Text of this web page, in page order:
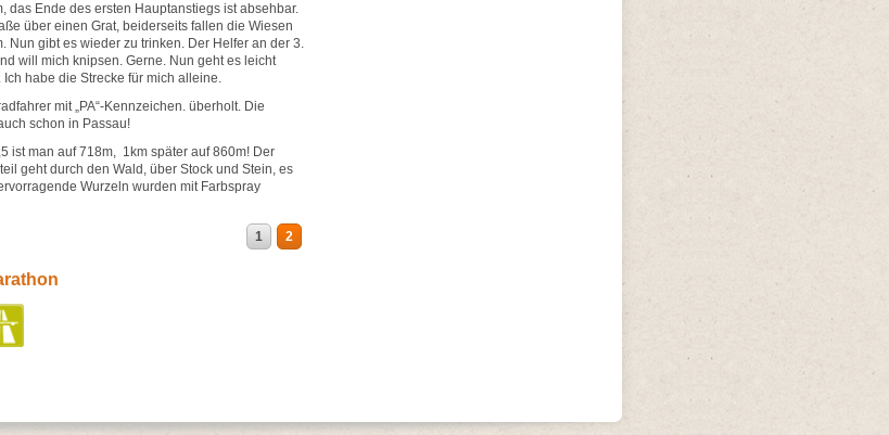
das Ende des ersten Hauptanstiegs ist absehbar.
über einen Grat, beiderseits fallen die Wiesen
Nun gibt es wieder zu trinken. Der Helfer an der 3.
will mich knipsen. Gerne. Nun geht es leicht
habe die Strecke für mich alleine.
mit „PA“-Kennzeichen. überholt. Die
schon in Passau!
ist man auf 718m, 1km später auf 860m! Der
geht durch den Wald, über Stock und Stein, es
Wurzeln wurden mit Farbspray
1 2